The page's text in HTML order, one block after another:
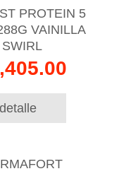
PROTEIN 5
VAINILLA
SWIRL